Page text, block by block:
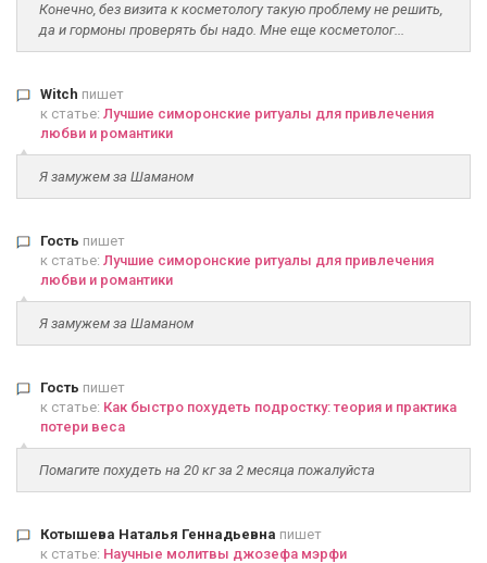
Конечно, без визита к косметологу такую проблему не решить,
да и гормоны проверять бы надо. Мне еще косметолог...
Witch пишет
к статье: Лучшие симоронские ритуалы для привлечения
любви и романтики
Я замужем за Шаманом
Гость пишет
к статье: Лучшие симоронские ритуалы для привлечения
любви и романтики
Я замужем за Шаманом
Гость пишет
к статье: Как быстро похудеть подростку: теория и практика
потери веса
Помагите похудеть на 20 кг за 2 месяца пожалуйста
Котышева Наталья Геннадьевна пишет
к статье: Научные молитвы джозефа мэрфи